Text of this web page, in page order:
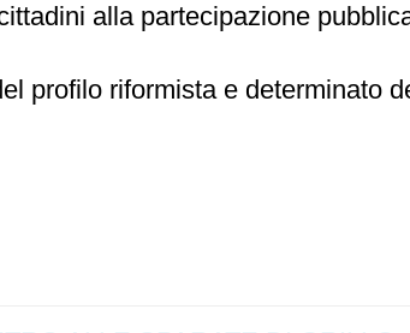
alla partecipazione
profilo riformista e determinato